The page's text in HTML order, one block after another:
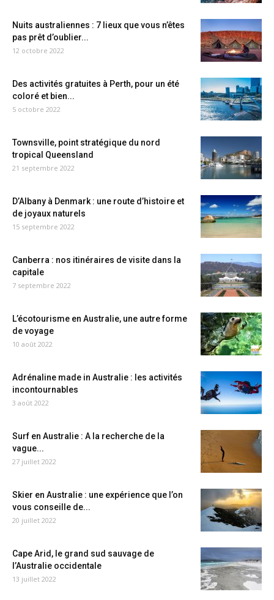
Nuits australiennes : 7 lieux que vous n’êtes
pas prêt d’oublier...
12 octobre 2022
Des activités gratuites à Perth, pour un été
coloré et bien...
5 octobre 2022
Townsville, point stratégique du nord
tropical Queensland
21 septembre 2022
D’Albany à Denmark : une route d’histoire et
de joyaux naturels
15 septembre 2022
Canberra : nos itinéraires de visite dans la
capitale
7 septembre 2022
L’écotourisme en Australie, une autre forme
de voyage
10 août 2022
Adrénaline made in Australie : les activités
incontournables
3 août 2022
Surf en Australie : A la recherche de la
vague...
27 juillet 2022
Skier en Australie : une expérience que l’on
vous conseille de...
20 juillet 2022
Cape Arid, le grand sud sauvage de
l’Australie occidentale
13 juillet 2022